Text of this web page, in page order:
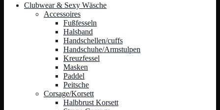
Clubwear & Sexy Wäsche
Accessoires
Fußfesseln
Halsband
Handschellen/cuffs
Handschuhe/Armstulpen
Kreuzfessel
Masken
Paddel
Peitsche
Corsage/Korsett
Halbbrust Korsett